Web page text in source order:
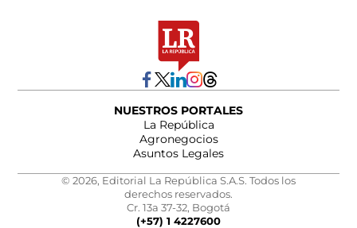
NUESTROS PORTALES
La República
Agronegocios
Asuntos Legales
© 2026, Editorial La República S.A.S. Todos los
derechos reservados.
Cr. 13a 37-32, Bogotá
(+57) 1 4227600